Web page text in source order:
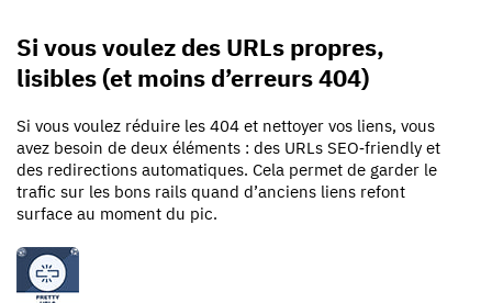
Si vous voulez des URLs propres,
lisibles (et moins d’erreurs 404)
Si vous voulez réduire les 404 et nettoyer vos liens, vous
avez besoin de deux éléments : des URLs SEO‑friendly et
des redirections automatiques. Cela permet de garder le
trafic sur les bons rails quand d’anciens liens refont
surface au moment du pic.